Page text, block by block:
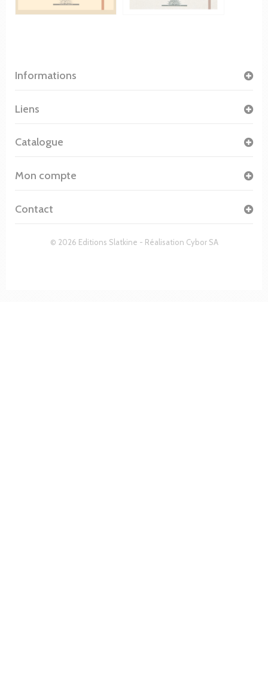
Informations
© 2026 Editions Slatkine - Réalisation Cybor SA
Liens
Catalogue
Mon compte
Contact